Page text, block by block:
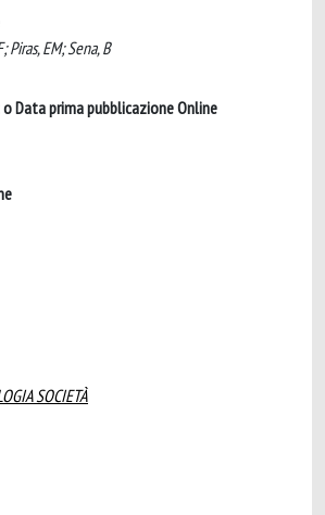
Piras, EM; Sena, B
Data prima pubblicazione Online
SOCIETÀ